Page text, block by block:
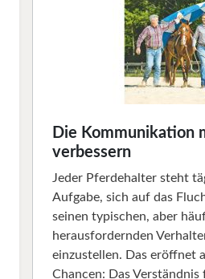
Die Kommunikation
verbessern
Jeder Pferdehalter steht
Aufgabe, sich auf das
seinen typischen, aber
herausfordernden
einzustellen. Das eröffnet
Chancen: Das Verständnis